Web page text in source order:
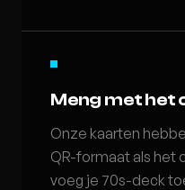
Meng met het
Onze kaarten
QR-formaat als het
voeg je 70s-deck